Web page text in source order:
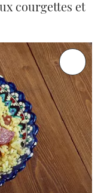
courgettes et